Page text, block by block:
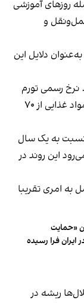
روزهای آموزشی
و
دلایل این
رسمی تورم
سالانه حدود ۴۲ درصد اعلام می‌شود و تورم مواد غذایی از ۷۰
نسبت به یک سال
می‌رود این روند در
به امری تقریبا
«حمایت
ایران فرا رسیده
ریشه در